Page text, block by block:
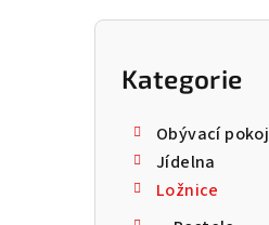
P
Přeskočit
kategorie
Kategorie
Obývací pokoj
Jídelna
Ložnice